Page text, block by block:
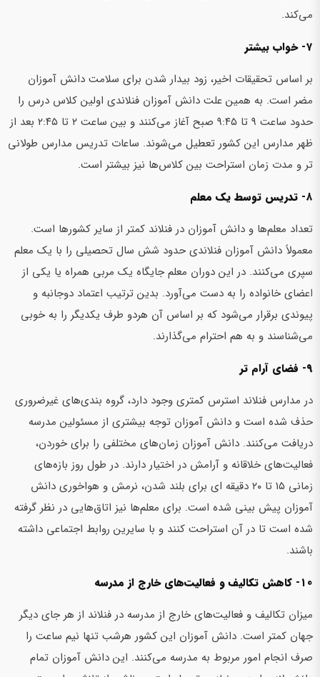
می‌کند.
۷- خواب بیشتر
بر اساس تحقیقات اخیر، زود بیدار شدن برای سلامت دانش آموزان
مضر است. به همین علت دانش آموزان فنلاندی اولین کلاس درس را
حدود ساعت ۹ تا ۹:۴۵ صبح آغاز می‌کنند و بین ساعت ۲ تا ۲:۴۵ بعد از
ظهر مدارس این کشور تعطیل می‌شوند. ساعات تدریس مدارس طولانی
تر و مدت زمان استراحت بین کلاس‌ها نیز بیشتر است.
۸- تدریس توسط یک معلم
تعداد معلم‌ها و دانش آموزان در فنلاند کمتر از سایر کشورها است.
معمولاً دانش آموزان فنلاندی حدود شش سال تحصیلی را با یک معلم
سپری می‌کنند. در این دوران معلم جایگاه یک مربی همراه یا یکی از
اعضای خانواده را به دست می‌آورد. بدین ترتیب اعتماد دوجانبه و
پیوندی برقرار می‌شود که بر اساس آن هردو طرف یکدیگر را به خوبی
می‌شناسند و به هم احترام می‌گذارند.
۹- فضای آرام تر
در مدارس فنلاند استرس کمتری وجود دارد، گروه بندی‌های غیرضروری
حذف شده است و دانش آموزان توجه بیشتری از مسئولین مدرسه
دریافت می‌کنند. دانش آموزان زمان‌های مختلفی را برای خوردن،
فعالیت‌های خلاقانه و آرامش در اختیار دارند. در طول روز بازه‌های
زمانی ۱۵ تا ۲۰ دقیقه ای برای بلند شدن، نرمش و هواخوری دانش
آموزان پیش بینی شده است. برای معلم‌ها نیز اتاق‌هایی در نظر گرفته
شده است تا در آن استراحت کنند و با سایرین روابط اجتماعی داشته
باشند.
۱۰- کاهش تکالیف و فعالیت‌های خارج از مدرسه
میزان تکالیف و فعالیت‌های خارج از مدرسه در فنلاند از هر جای دیگر
جهان کمتر است. دانش آموزان این کشور هرشب تنها نیم ساعت را
صرف انجام امور مربوط به مدرسه می‌کنند. این دانش آموزان تمام